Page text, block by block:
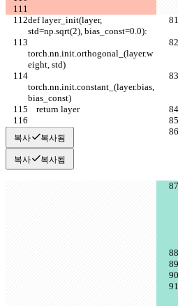
def layer_init(layer,
std=np.sqrt(2), bias_const=0.0):
torch.nn.init.orthogonal_(layer.w
eight, std)
torch.nn.init.constant_(layer.bias,
bias_const)
    return layer
복사 복사됨
복사 복사됨